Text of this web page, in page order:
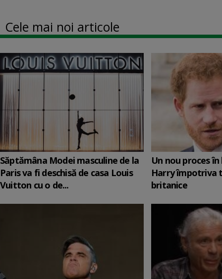
Cele mai noi articole
Săptămâna Modei masculine de la
Paris va fi deschisă de casa Louis
Vuitton cu o de...
Un nou proces
Harry împotriva
britanice